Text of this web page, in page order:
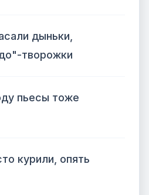
дыньки,
творожки
пьесы тоже
курили, опять